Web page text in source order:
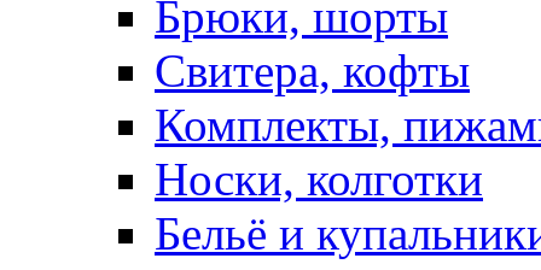
Брюки, шорты
Свитера, кофты
Комплекты,
Носки, колготки
Бельё и